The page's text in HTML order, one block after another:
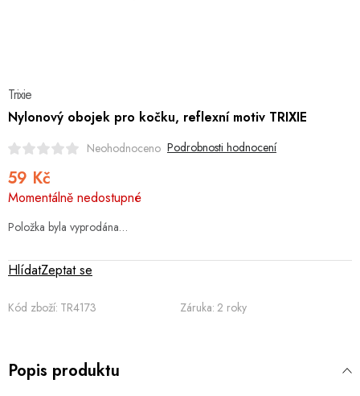
Akční ceny
Půjčovna
Vrácení a reklamace
Podmínky ochrany osobních údajů
Obchodní podmínky pro podnikatele
59 Kč
cena:
Položka byla vyprodána…
Momentálně nedostupné
Kód zboží: TR4173 Záruka: 2 roky
Zeptat se
Hlídat
Trixie
Nylonový obojek pro kočku, reflexní motiv TRIXIE
Neohodnoceno Podrobnosti hodnocení
Popis produktu